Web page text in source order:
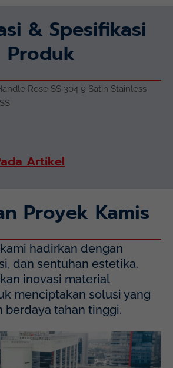
& Spesifikasi
Produk
Rose SS 304 9 Satin Stainless
Artikel
Proyek Kamis
hadirkan dengan
dan sentuhan estetika.
inovasi material
menciptakan solusi yang
berdaya tahan tinggi.
Kuningan (MHKN), Kuningan, Jakarta
Selatan.